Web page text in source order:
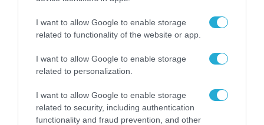
I want to allow Google to enable storage
related to functionality of the website or app.
I want to allow Google to enable storage
related to personalization.
I want to allow Google to enable storage
related to security, including authentication
functionality and fraud prevention, and other